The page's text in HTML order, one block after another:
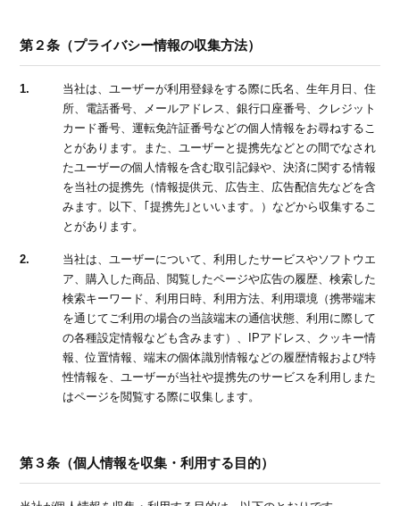
第２条（プライバシー情報の収集方法）
1.
当社は、ユーザーが利用登録をする際に氏名、生年月日、住
所、電話番号、メールアドレス、銀行口座番号、クレジット
カード番号、運転免許証番号などの個人情報をお尋ねするこ
とがあります。また、ユーザーと提携先などとの間でなされ
たユーザーの個人情報を含む取引記録や、決済に関する情報
を当社の提携先（情報提供元、広告主、広告配信先などを含
みます。以下、｢提携先｣といいます。）などから収集するこ
とがあります。
2.
当社は、ユーザーについて、利用したサービスやソフトウエ
ア、購入した商品、閲覧したページや広告の履歴、検索した
検索キーワード、利用日時、利用方法、利用環境（携帯端末
を通じてご利用の場合の当該端末の通信状態、利用に際して
の各種設定情報なども含みます）、IPアドレス、クッキー情
報、位置情報、端末の個体識別情報などの履歴情報および特
性情報を、ユーザーが当社や提携先のサービスを利用しまた
はページを閲覧する際に収集します。
第３条（個人情報を収集・利用する目的）